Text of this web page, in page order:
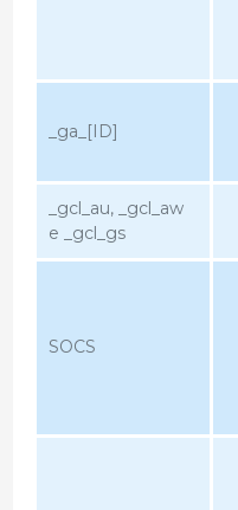
_ga_[ID]
_gcl_au, _gcl_aw
e _gcl_gs
SOCS